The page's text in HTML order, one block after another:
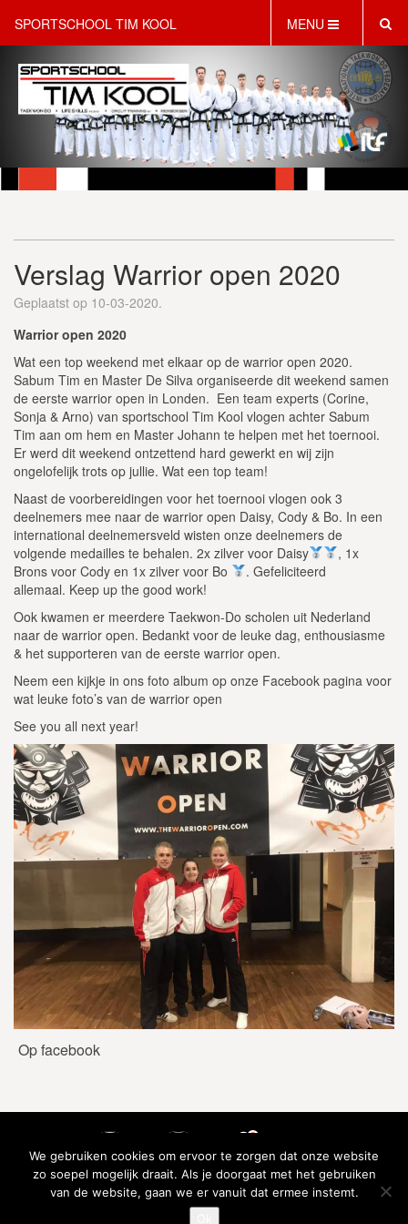
SPORTSCHOOL TIM KOOL MENU
HOME
INFORMATIE
LESAANBOD
ROOSTER
KINDERFEESTJES
WEBSHOP
SCHRIJF JE NU IN!
Verslag Warrior open 2020
Geplaatst op 10-03-2020.
Warrior open 2020
Wat een top weekend met elkaar op de warrior open 2020.
Sabum Tim en Master De Silva organiseerde dit weekend samen
de eerste warrior open in Londen. Een team experts (Corine,
Sonja & Arno) van sportschool Tim Kool vlogen achter Sabum
Tim aan om hem en Master Johann te helpen met het toernooi.
Er werd dit weekend ontzettend hard gewerkt en wij zijn
ongelofelijk trots op jullie. Wat een top team!
Naast de voorbereidingen voor het toernooi vlogen ook 3
deelnemers mee naar de warrior open Daisy, Cody & Bo. In een
international deelnemersveld wisten onze deelnemers de
volgende medailles te behalen. 2x zilver voor Daisy
, 1x
Brons voor Cody en 1x zilver voor Bo
. Gefeliciteerd
allemaal. Keep up the good work!
Ook kwamen er meerdere Taekwon-Do scholen uit Nederland
naar de warrior open. Bedankt voor de leuke dag, enthousiasme
& het supporteren van de eerste warrior open.
Neem een kijkje in ons foto album op onze Facebook pagina voor
wat leuke foto’s van de warrior open
See you all next year!
Op facebook
We gebruiken cookies om ervoor te zorgen dat onze website
zo soepel mogelijk draait. Als je doorgaat met het gebruiken
van de website, gaan we er vanuit dat ermee instemt.